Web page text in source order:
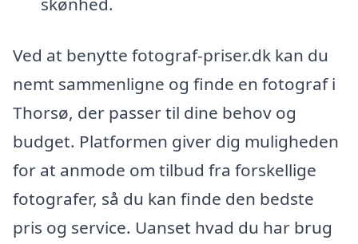
Ved at benytte fotograf-priser.dk kan du
nemt sammenligne og finde en fotograf i
Thorsø, der passer til dine behov og
budget. Platformen giver dig muligheden
for at anmode om tilbud fra forskellige
fotografer, så du kan finde den bedste
pris og service. Uanset hvad du har brug